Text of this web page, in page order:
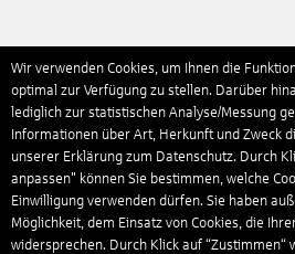
Wir verwenden Cookies, um Ihnen die
optimal zur Verfügung zu stellen. Darüber
lediglich zur statistischen Analyse/Messung
Informationen über Art, Herkunft und Zweck
unserer Erklärung zum Datenschutz. Durch
anpassen" können Sie bestimmen, welche
Einwilligung verwenden dürfen. Sie haben
Möglichkeit, dem Einsatz von Cookies, die
widersprechen. Durch Klick auf “Zustimmen“